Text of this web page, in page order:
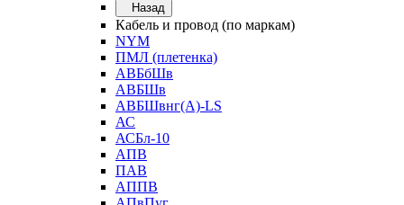
Назад
Кабель и провод (по маркам)
NYM
ПМЛ (плетенка)
АВБбШв
АВБШв
АВБШвнг(А)-LS
АС
АСБл-10
АПВ
ПАВ
АППВ